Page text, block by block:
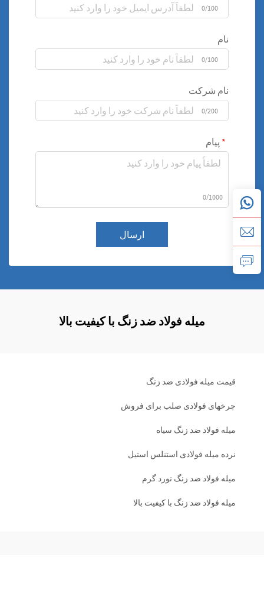
0/100
نام
0/100
نام شرکت
0/200
پیام
0/1000
ارسال
میله فولاد ضد زنگ با کیفیت بالا
قیمت میله فولادی ضد زنگ
چرخهای فولادی صلب برای فروش
میله فولاد ضد زنگ سیاه
نرده میله فولادی استنلس استیل
میله فولاد ضد زنگ نورد گرم
میله فولاد ضد زنگ با کیفیت بالا